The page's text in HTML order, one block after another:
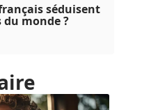
séduisent
du monde ?